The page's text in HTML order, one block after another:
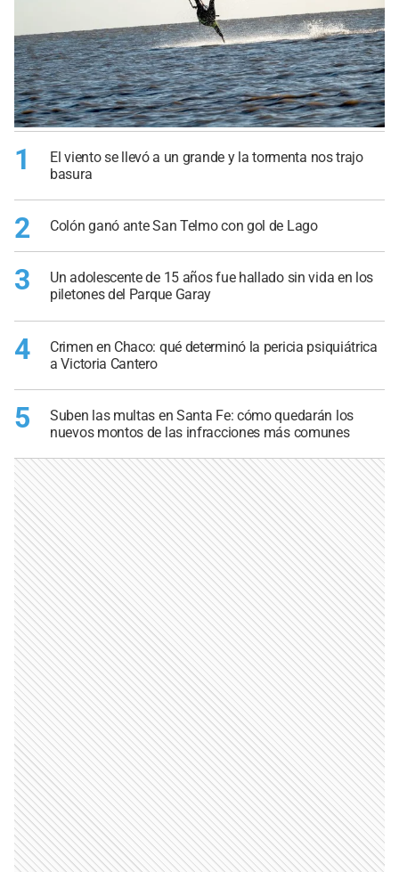
1
El viento se llevó a un grande y la tormenta nos trajo
basura
2 Colón ganó ante San Telmo con gol de Lago
3
Un adolescente de 15 años fue hallado sin vida en los
piletones del Parque Garay
4
Crimen en Chaco: qué determinó la pericia psiquiátrica
a Victoria Cantero
5
Suben las multas en Santa Fe: cómo quedarán los
nuevos montos de las infracciones más comunes